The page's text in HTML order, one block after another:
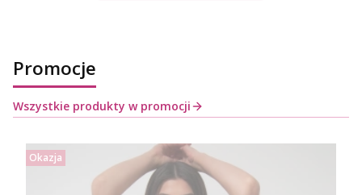
Promocje
Wszystkie produkty w promocji
Okazja